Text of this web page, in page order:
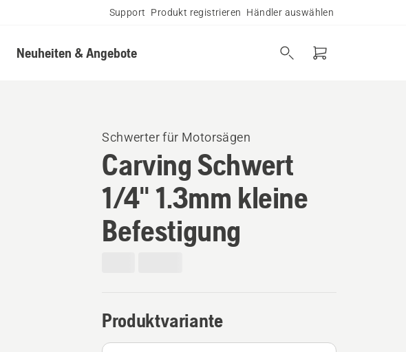
Support Produkt registrieren Händler auswählen
Neuheiten & Angebote
Schwerter für Motorsägen
Carving Schwert
1/4" 1.3mm kleine
Befestigung
Produktvariante